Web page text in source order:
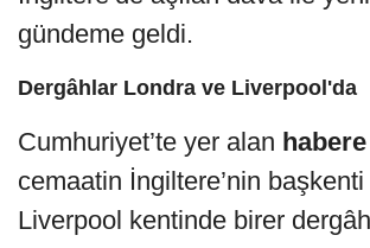
gündeme geldi.
Dergâhlar Londra ve Liverpool'da
Cumhuriyet’te yer alan habere
cemaatin İngiltere’nin
Liverpool kentinde birer